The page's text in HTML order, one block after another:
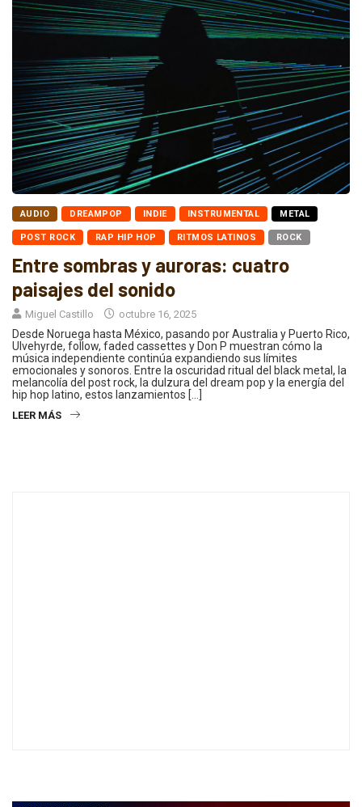
AUDIO DREAMPOP INDIE INSTRUMENTAL METAL
POST ROCK RAP HIP HOP RITMOS LATINOS ROCK
Entre sombras y auroras: cuatro
paisajes del sonido
Miguel Castillo octubre 16, 2025
Desde Noruega hasta México, pasando por Australia y Puerto Rico,
Ulvehyrde, follow, faded cassettes y Don P muestran cómo la
música independiente continúa expandiendo sus límites
emocionales y sonoros. Entre la oscuridad ritual del black metal, la
melancolía del post rock, la dulzura del dream pop y la energía del
hip hop latino, estos lanzamientos […]
LEER MÁS